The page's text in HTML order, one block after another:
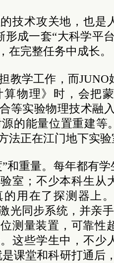
技术攻关地，也是
形成一套“大科学平
在完整任务中成长。
教学工作，而
物理》时，会把
等实验物理技术融
的能量位置重建等
法正在江门地下实
和重量。每年都有
室；不少本科生从
的用在了探测器上
光同步系统，并亲
测量装置，可靠性
这些学生中，不少
课堂和科研打通后